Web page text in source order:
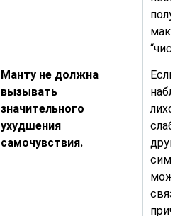
Манту не должна
вызывать
значительного
ухудшения
самочувствия.
Если